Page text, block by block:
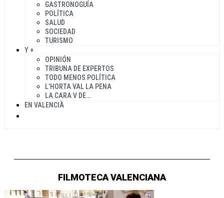
GASTRONOGUÍA
POLÍTICA
SALUD
SOCIEDAD
TURISMO
Y +
OPINIÓN
TRIBUNA DE EXPERTOS
TODO MENOS POLÍTICA
L’HORTA VAL LA PENA
LA CARA V DE…
EN VALENCIÀ
FILMOTECA VALENCIANA